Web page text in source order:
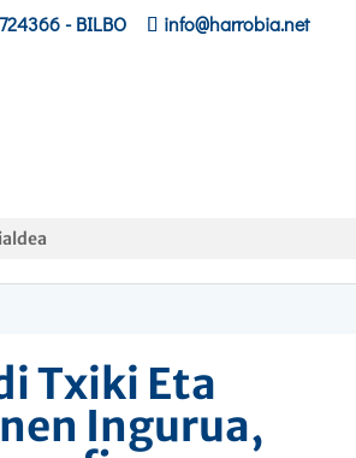
- BILBO info@harrobia.net
Kontserbazioa, Meteorologia Eta
Txiki Eta
Ingurua,